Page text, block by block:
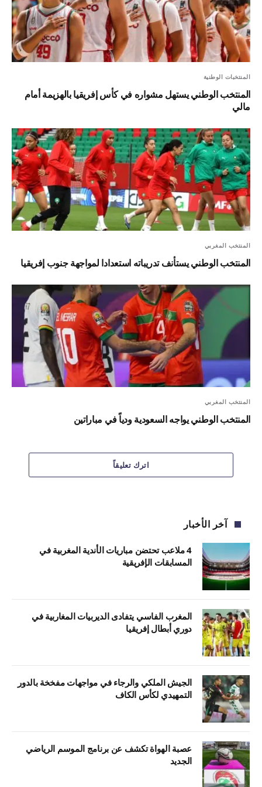
المنتخبات الوطنية
المنتخب الوطني يستهل مشواره في كأس إفريقيا بالهزيمة أمام
مالي
المنتخب المغربي
المنتخب الوطني يستأنف تدريباته استعدادا لمواجهة جنوب إفريقيا
المنتخب المغربي
المنتخب الوطني يواجه السعودية ودياً في مباراتين
اترك تعليقاً
آخر الأخبار
4 ملاعب تحتضن مباريات الأندية المغربية في
المسابقات الإفريقية
المغرب الفاسي يتفادى الديربيات المغاربية في
دوري أبطال إفريقيا
الجيش الملكي والرجاء في مواجهات مفخخة بالدور
التمهيدي لكأس الكاف
عصبة الهواة تكشف عن برنامج الموسم الرياضي
الجديد